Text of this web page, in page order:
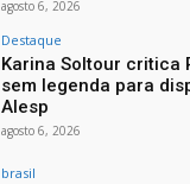
agosto 6, 2026
Destaque
Karina Soltour critica
sem legenda para
Alesp
agosto 6, 2026
brasil